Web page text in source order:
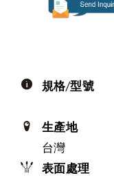
規格/型號
生產地
台灣
表面處理